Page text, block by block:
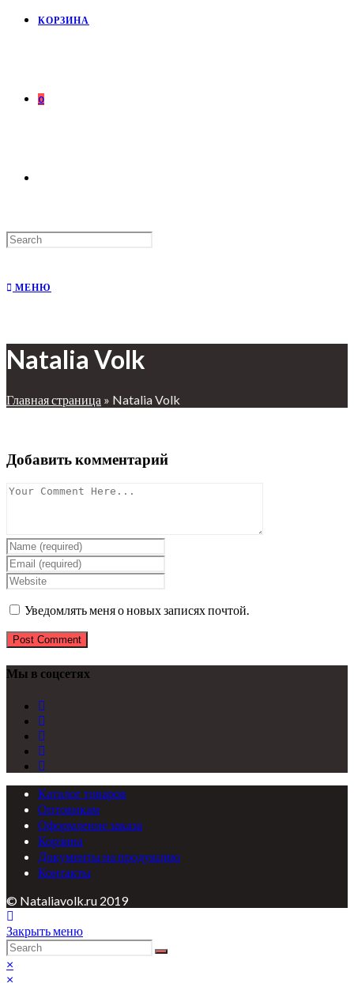
КОРЗИНА
0
МЕНЮ
Natalia Volk
Главная страница » Natalia Volk
Добавить комментарий
Уведомлять меня о новых записях почтой.
Мы в соцсетях
Каталог товаров
Оптовикам
Оформление заказа
Корзина
Документы на продукцию
Контакты
© Nataliavolk.ru 2019
Закрыть меню
×
×